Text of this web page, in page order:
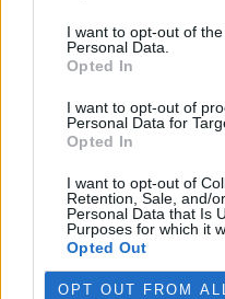
I want to opt-out of
Personal Data.
Opted In
I want to opt-out of
Personal Data for
Opted In
I want to opt-out of
Retention, Sale, and/
Personal Data that Is
Purposes for which it
Opted Out
OPT OUT FROM
Jan Stejskal
Online diskuse